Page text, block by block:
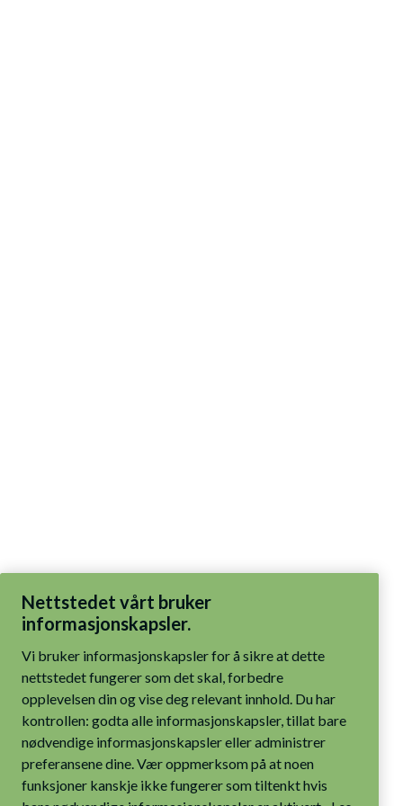
Nettstedet vårt bruker
informasjonskapsler.
nettstedet fungerer som det skal, forbedre
opplevelsen din og vise deg relevant innhold. Du har
kontrollen: godta alle informasjonskapsler, tillat bare
nødvendige informasjonskapsler eller administrer
preferansene dine. Vær oppmerksom på at noen
funksjoner kanskje ikke fungerer som tiltenkt hvis
bare nødvendige informasjonskapsler er aktivert.